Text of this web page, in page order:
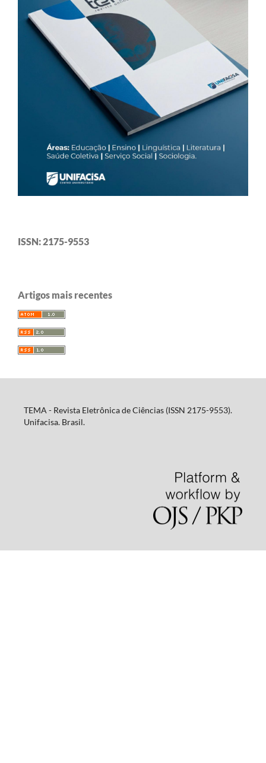
ISSN: 2175-9553
Artigos mais recentes
TEMA - Revista Eletrônica de Ciências (ISSN 2175-9553).
Unifacisa. Brasil.